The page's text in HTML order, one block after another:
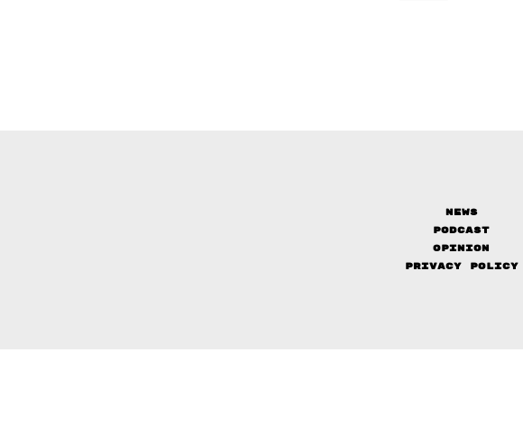
News
Podcast
Opinion
Privacy Policy